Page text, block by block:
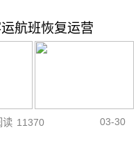
航班恢复运营
读 11370 03-30